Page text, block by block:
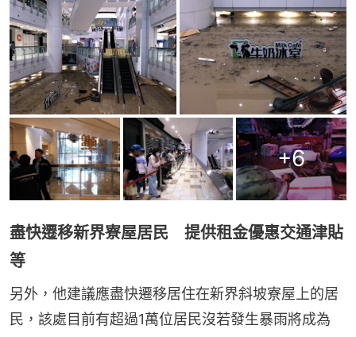
+6
盡快遷移新界寮屋居民 提供租金優惠交通津貼
等
另外，他建議應盡快遷移居住在新界斜坡寮屋上的居
民，該處目前有超過1萬位居民沒若發生暴雨將成為